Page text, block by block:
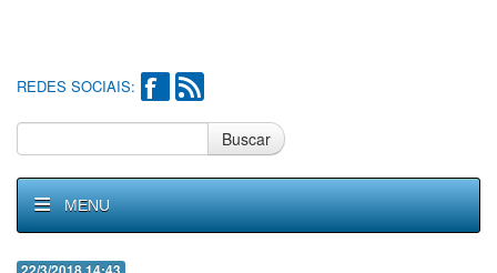
REDES SOCIAIS:
Buscar
MENU